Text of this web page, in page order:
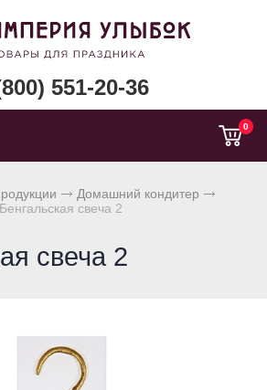
551-20-36
0
Домашний кондитер
Бенгальская свеча 2
свеча 2